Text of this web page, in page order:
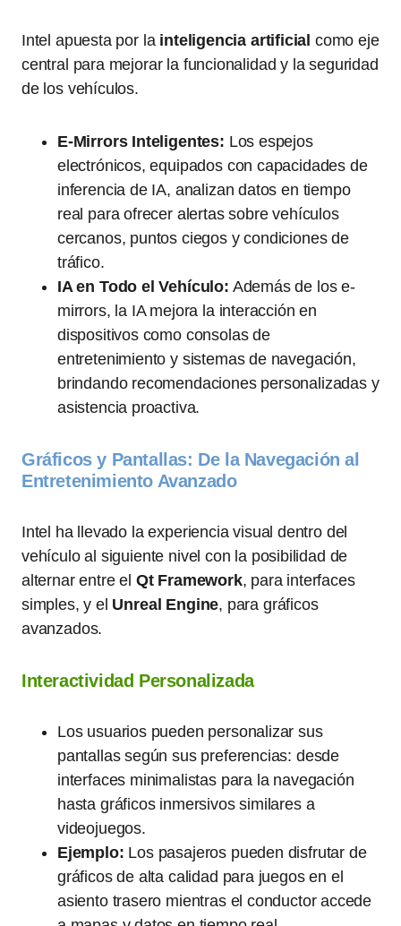
Intel apuesta por la inteligencia artificial como eje
central para mejorar la funcionalidad y la seguridad
de los vehículos.
E-Mirrors Inteligentes: Los espejos
electrónicos, equipados con capacidades de
inferencia de IA, analizan datos en tiempo
real para ofrecer alertas sobre vehículos
cercanos, puntos ciegos y condiciones de
tráfico.
IA en Todo el Vehículo: Además de los e-
mirrors, la IA mejora la interacción en
dispositivos como consolas de
entretenimiento y sistemas de navegación,
brindando recomendaciones personalizadas y
asistencia proactiva.
Gráficos y Pantallas: De la Navegación al
Entretenimiento Avanzado
Intel ha llevado la experiencia visual dentro del
vehículo al siguiente nivel con la posibilidad de
alternar entre el Qt Framework, para interfaces
simples, y el Unreal Engine, para gráficos
avanzados.
Interactividad Personalizada
Los usuarios pueden personalizar sus
pantallas según sus preferencias: desde
interfaces minimalistas para la navegación
hasta gráficos inmersivos similares a
videojuegos.
Ejemplo: Los pasajeros pueden disfrutar de
gráficos de alta calidad para juegos en el
asiento trasero mientras el conductor accede